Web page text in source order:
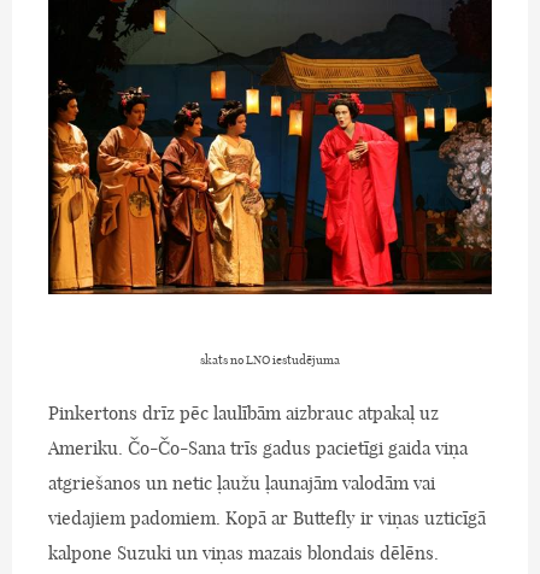
skats no LNO iestudējuma
Pinkertons drīz pēc laulībām aizbrauc atpakaļ uz
Ameriku. Čo-Čo-Sana trīs gadus pacietīgi gaida viņa
atgriešanos un netic ļaužu ļaunajām valodām vai
viedajiem padomiem. Kopā ar Buttefly ir viņas uzticīgā
kalpone Suzuki un viņas mazais blondais dēlēns.